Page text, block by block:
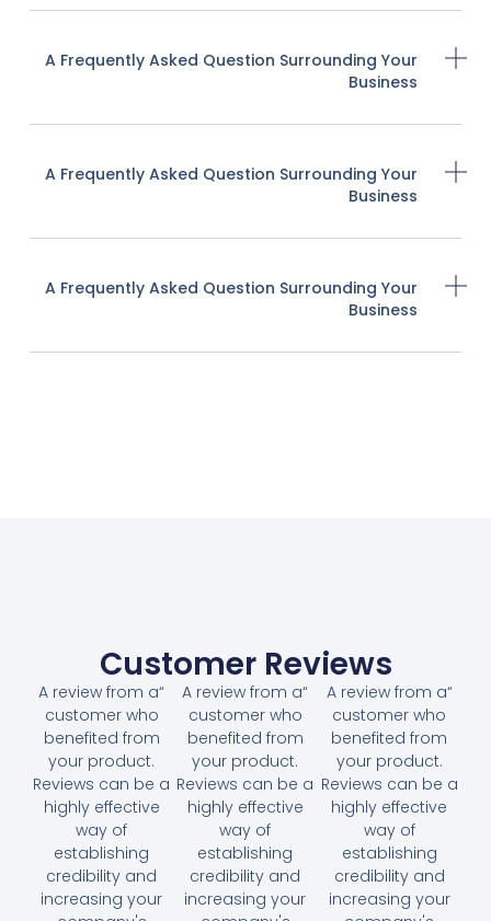
A Frequently Asked Question Surrounding Your
Business
A Frequently Asked Question Surrounding Your
Business
A Frequently Asked Question Surrounding Your
Business
Customer Reviews
“A review from a
customer who
benefited from
your product.
Reviews can be a
highly effective
way of
establishing
credibility and
increasing your
“A review from a
customer who
benefited from
your product.
Reviews can be a
highly effective
way of
establishing
credibility and
increasing your
“A review from a
customer who
benefited from
your product.
Reviews can be a
highly effective
way of
establishing
credibility and
increasing your